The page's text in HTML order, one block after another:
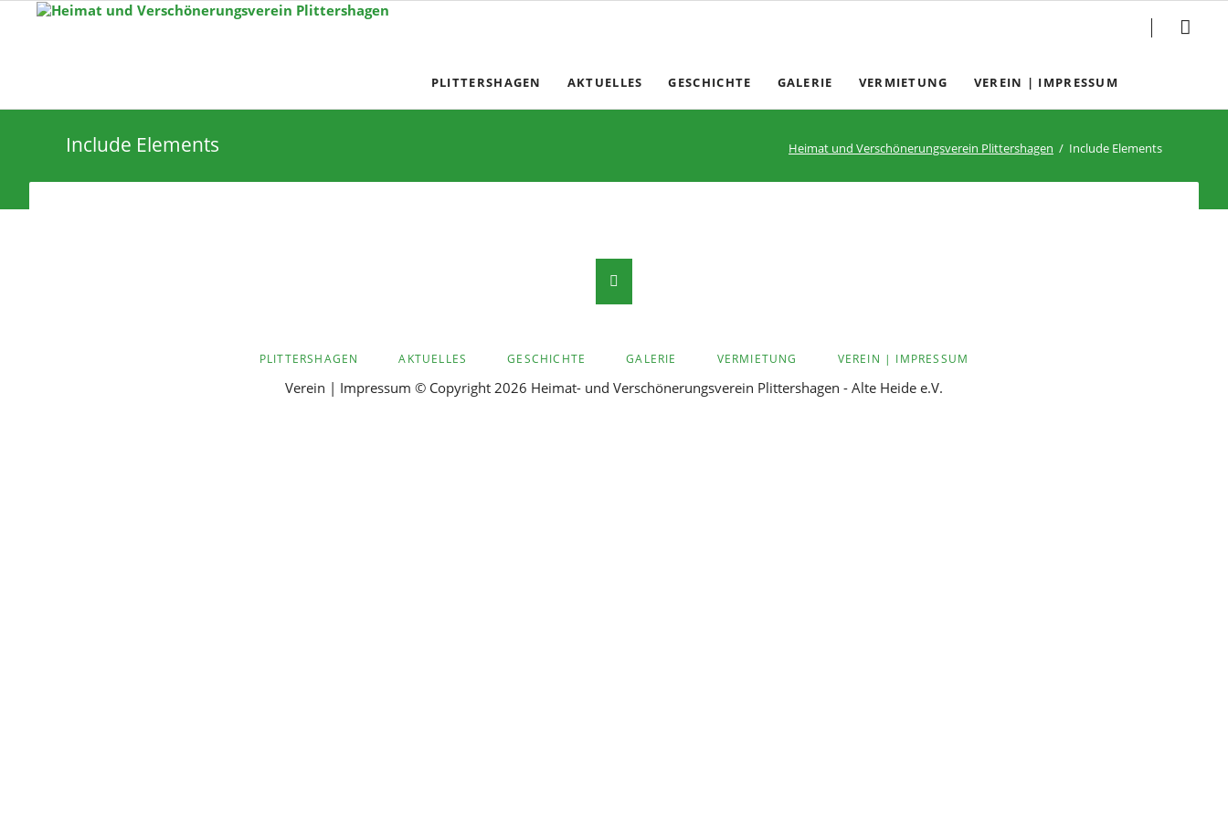
PLITTERSHAGEN AKTUELLES GESCHICHTE GALERIE VERMIETUNG VEREIN | IMPRESSUM
Include Elements Heimat und Verschönerungsverein Plittershagen Include Elements
ÜBERSPRINGEN
PLITTERSHAGEN AKTUELLES GESCHICHTE GALERIE VERMIETUNG VEREIN | IMPRESSUM
Verein | Impressum © Copyright 2026 Heimat- und Verschönerungsverein Plittershagen - Alte Heide e.V.